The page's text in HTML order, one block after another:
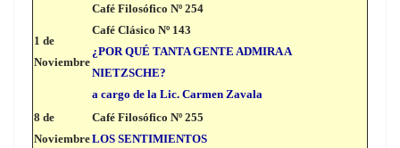
1 de
Noviembre
Café Filosófico Nº 254
Café Clásico Nº 143
¿POR QUÉ TANTA GENTE ADMIRA A
NIETZSCHE?
a cargo de la Lic. Carmen Zavala
8 de
Noviembre
Café Filosófico Nº 255
LOS SENTIMIENTOS